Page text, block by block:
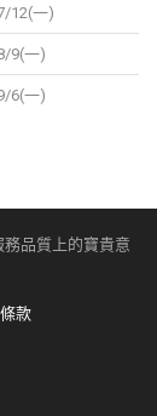
12(一)
9(一)
6(一)
品質上的寶貴意
款